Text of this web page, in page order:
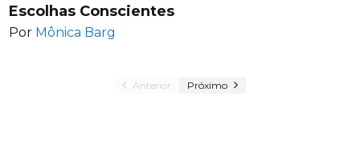
Escolhas Conscientes
Por Mônica Barg
Anterior Próximo